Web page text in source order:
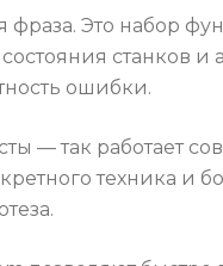
фраза. Это набор
станков
ошибки.
— так работает
техника и